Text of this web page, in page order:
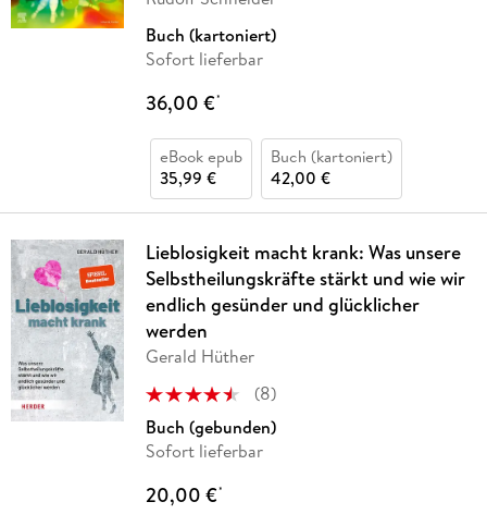
Buch (kartoniert)
Sofort lieferbar
36,00 €*
eBook epub
35,99 €
Buch (kartoniert)
42,00 €
Lieblosigkeit macht krank: Was unsere
Selbstheilungskräfte stärkt und wie wir
endlich gesünder und glücklicher
werden
Gerald Hüther
(8)
Buch (gebunden)
Sofort lieferbar
20,00 €*